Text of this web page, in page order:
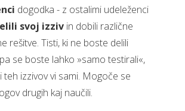
dogodka - z ostalimi udeleženci
svoj izziv in dobili različne
rešitve. Tisti, ki ne boste delili
se boste lahko »samo testirali«,
teh izzivov vi sami. Mogoče se
drugih kaj naučili.